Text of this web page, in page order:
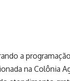
a
na Colônia